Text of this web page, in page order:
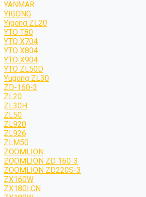
YANMAR
YIGONG
Yigong ZL20
YTO T80
YTO X704
YTO X804
YTO X904
YTO ZL50D
Yugong ZL30
ZD-160-3
ZL20
ZL30H
ZL50
ZL920
ZL926
ZLM50
ZOOMLION
ZOOMLION ZD 160-3
ZOOMLION ZD220S-3
ZX160W
ZX180LCN